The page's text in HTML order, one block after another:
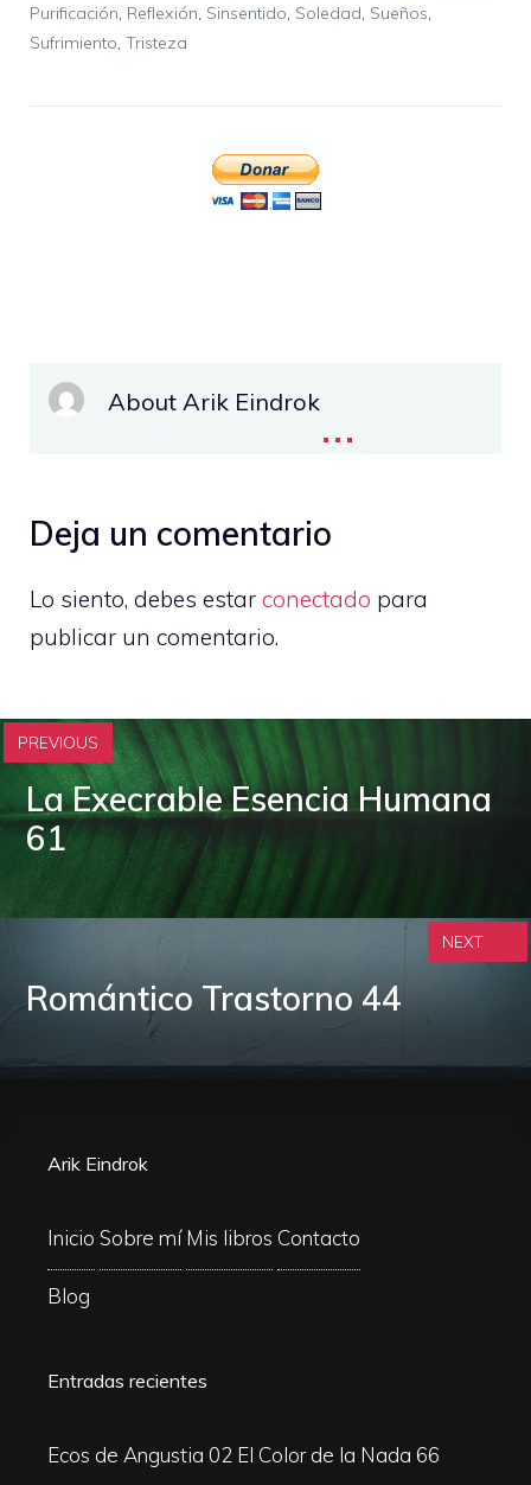
Purificación, Reflexión, Sinsentido, Soledad, Sueños,
Sufrimiento, Tristeza
About Arik Eindrok...
Deja un comentario
Lo siento, debes estar conectado para
publicar un comentario.
PREVIOUS
La Execrable Esencia Humana
61
Romántico Trastorno 44
NEXT
Arik Eindrok
Inicio Sobre mí Mis libros Contacto
Blog
Entradas recientes
Ecos de Angustia 02 El Color de la Nada 66